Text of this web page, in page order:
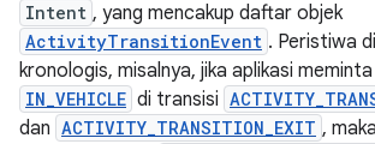
Intent , yang mencakup daftar objek
ActivityTransitionEvent . Peristiwa
kronologis, misalnya, jika aplikasi
IN_VEHICLE di transisi
dan ACTIVITY_TRANSITION_EXIT ,